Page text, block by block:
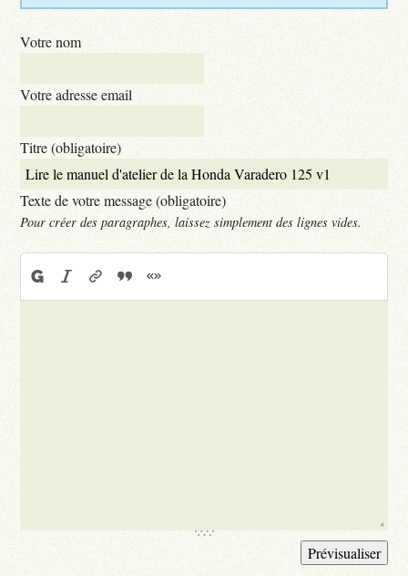
Votre nom
Votre adresse email
Titre (obligatoire)
Texte de votre message (obligatoire)
Pour créer des paragraphes, laissez simplement des lignes vides.